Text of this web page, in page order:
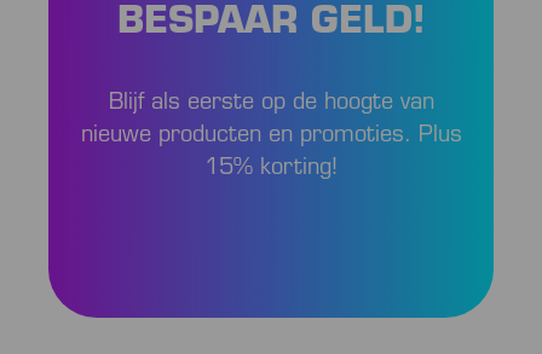
BESPAAR GELD!
Blijf als eerste op de hoogte van
nieuwe producten en promoties. Plus
15% korting!